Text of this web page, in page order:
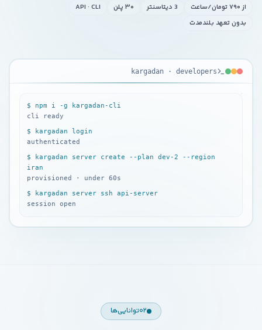
از ۷۹۰ تومان/ساعت 3 دیتاسنتر ۳۰ پلن
API · CLI
بدون تعهد بلندمدت
kargadan · developers
KARGADAN ·
DEVELOPERS
$ npm i -g kargadan-cli
cli ready
$ kargadan login
authenticated
$ kargadan server create --plan dev-2 --region
iran
provisioned · under 60s
$ kargadan server ssh api-server
session open
۰۲توانایی‌ها